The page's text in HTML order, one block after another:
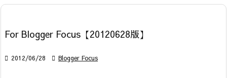
For Blogger Focus【20120628版】
 2012/06/28  Blogger Focus